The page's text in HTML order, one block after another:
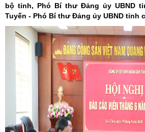
bộ tỉnh, Phó Bí thư Đảng ủy UBND
Tuyến - Phó Bí thư Đảng ủy UBND tỉnh